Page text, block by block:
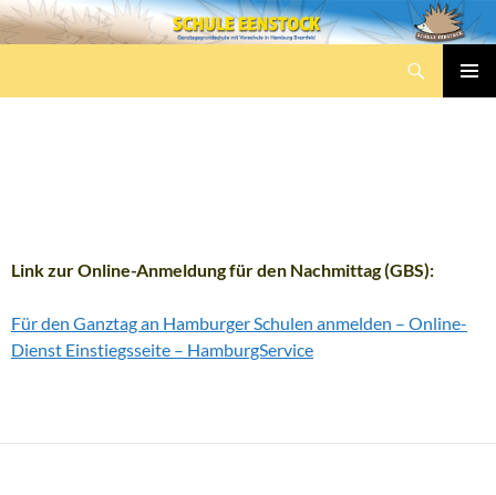
Zum
Inhalt
Link zur Online-Anmeldung für den Nachmittag (GBS):
Für den Ganztag an Hamburger Schulen anmelden – Online-
Dienst Einstiegsseite – HamburgService